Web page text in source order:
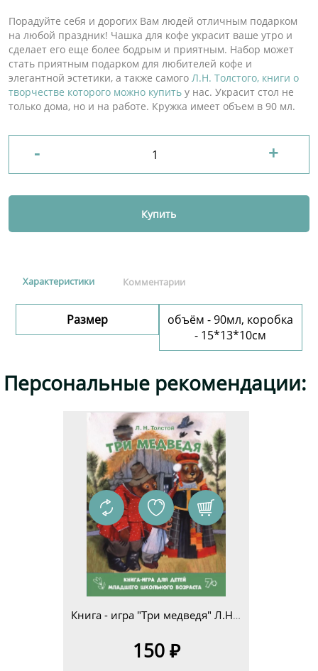
Порадуйте себя и дорогих Вам людей отличным подарком
на любой праздник! Чашка для кофе украсит ваше утро и
сделает его еще более бодрым и приятным. Набор может
стать приятным подарком для любителей кофе и
элегантной эстетики, а также самого Л.Н. Толстого, книги о
творчестве которого можно купитьу нас. Украсит стол не
только дома, но и на работе. Кружка имеет объем в 90 мл.
- +
Купить
Характеристики Комментарии
Размер
объём - 90мл, коробка
- 15*13*10см
Персональные рекомендации:
Книга - игра "Три медведя" Л.Н.Толстой для детей младшего школьного возраста 7+
150 ₽